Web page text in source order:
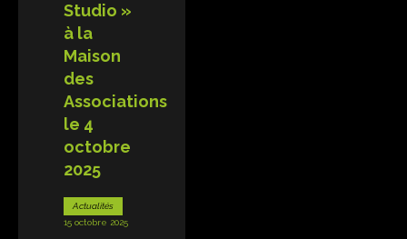
Studio »
à la
Maison
des
Associations
le 4
octobre
2025
Actualités
15 octobre 2025